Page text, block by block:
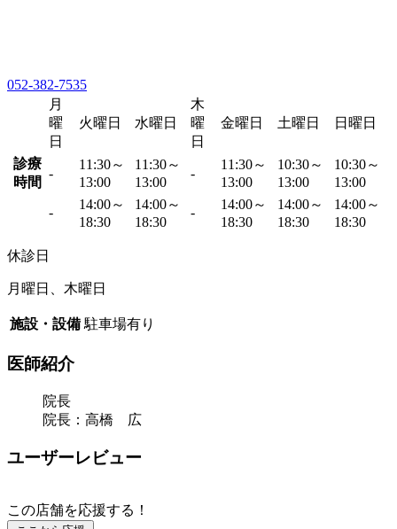
052-382-7535
月
曜
日
火曜日 水曜日
木
曜
日
金曜日 土曜日 日曜日
診療
時間
-
11:30～
13:00
11:30～
13:00
-
11:30～
13:00
10:30～
13:00
10:30～
13:00
-
14:00～
18:30
14:00～
18:30
-
14:00～
18:30
14:00～
18:30
14:00～
18:30
休診日
月曜日、木曜日
施設・設備 駐車場有り
医師紹介
院長
院長：高橋 広
ユーザーレビュー
この店舗を応援する！